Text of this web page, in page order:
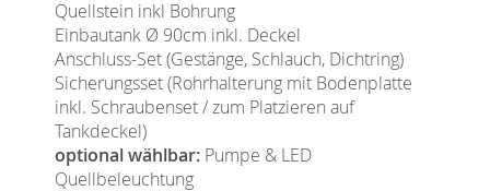
Quellstein inkl Bohrung
Einbautank Ø 90cm inkl. Deckel
Anschluss-Set (Gestänge, Schlauch, Dichtring)
Sicherungsset (Rohrhalterung mit Bodenplatte
inkl. Schraubenset / zum Platzieren auf
Tankdeckel)
optional wählbar: Pumpe & LED
Quellbeleuchtung